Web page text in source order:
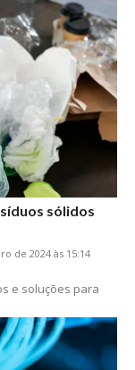
sólidos
de 2024 às 15:14
e soluções para